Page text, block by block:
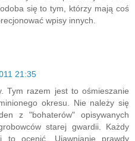
się to tym, którzy mają coś
wpisy innych.
21:35
Tym razem jest to ośmieszanie
okresu. Nie należy się
z "bohaterów" opisywanych
starej gwardii. Każdy
to ocenić. Ujawnianie prawdy